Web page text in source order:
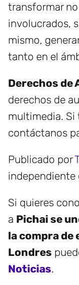
transformar
involucrados,
mismo,
tanto en el
Derechos de
derechos de
multimedia. Si
contáctanos
Publicado por
Si quieres
a Pichai se
la compra de
Londres
Noticias.